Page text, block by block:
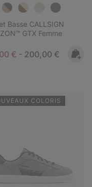
Basse CALLSIGN
GTX Femme
sale price:
€ - Maximum price:
200,00 €
COLORIS